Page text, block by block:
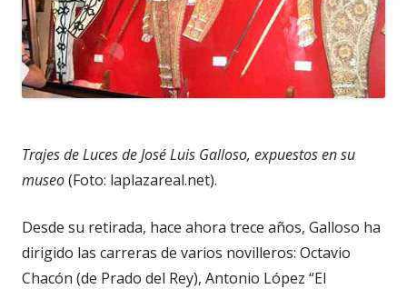
Trajes de Luces de José Luis Galloso, expuestos en su
museo(Foto: laplazareal.net).
Desde su retirada, hace ahora trece años, Galloso ha
dirigido las carreras de varios novilleros: Octavio
Chacón (de Prado del Rey), Antonio López “El